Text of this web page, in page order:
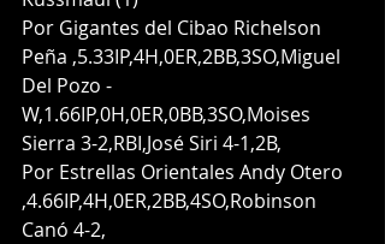
Por Gigantes del Cibao Richelson
Peña ,5.33IP,4H,0ER,2BB,3SO,Miguel
Del Pozo -
W,1.66IP,0H,0ER,0BB,3SO,Moises
Sierra 3-2,RBI,José Siri 4-1,2B,
Por Estrellas Orientales Andy Otero
,4.66IP,4H,0ER,2BB,4SO,Robinson
Canó 4-2,